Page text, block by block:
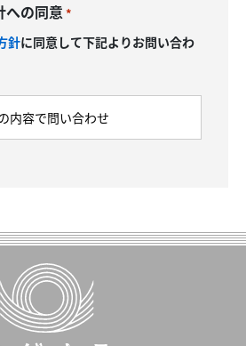
への同意 *
針に同意して下記よりお問い合わ